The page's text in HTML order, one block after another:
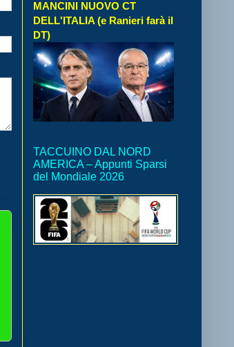
MANCINI NUOVO CT
DELL'ITALIA (e Ranieri farà il
DT)
TACCUINO DAL NORD
AMERICA – Appunti Sparsi
del Mondiale 2026